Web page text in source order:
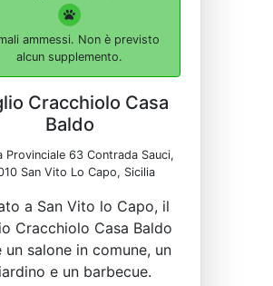
ammessi. Non è previsto
alcun supplemento.
Cracchiolo Casa
Baldo
Provinciale 63 Contrada Sauci,
San Vito Lo Capo, Sicilia
a San Vito lo Capo, il
Cracchiolo Casa Baldo
salone in comune, un
e un barbecue.